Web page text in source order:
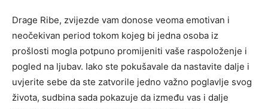
Drage Ribe, zvijezde vam donose veoma emotivan i
neočekivan period tokom kojeg bi jedna osoba iz
prošlosti mogla potpuno promijeniti vaše raspoloženje i
pogled na ljubav. Iako ste pokušavale da nastavite dalje i
uvjerite sebe da ste zatvorile jedno važno poglavlje svog
života, sudbina sada pokazuje da između vas i dalje